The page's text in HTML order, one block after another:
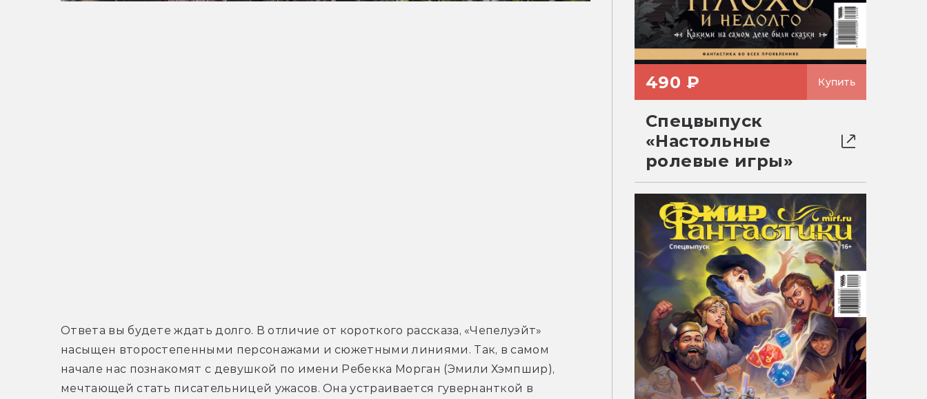
Ответа вы будете ждать долго. В отличие от короткого рассказа, «Чепелуэйт»
насыщен второстепенными персонажами и сюжетными линиями. Так, в самом
начале нас познакомят с девушкой по имени Ребекка Морган (Эмили Хэмпшир),
мечтающей стать писательницей ужасов. Она устраивается гувернанткой в
490 ₽ Купить
Спецвыпуск
«Настольные
ролевые игры»